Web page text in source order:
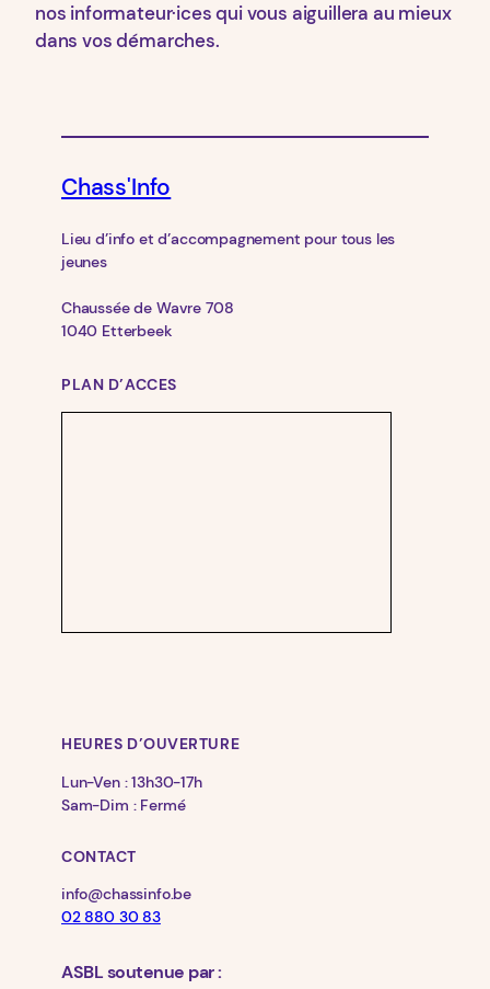
nos informateur·ices qui vous aiguillera au mieux
dans vos démarches.
Chass'Info
Lieu d’info et d’accompagnement pour tous les
jeunes
Chaussée de Wavre 708
1040 Etterbeek
PLAN D’ACCES
HEURES D’OUVERTURE
Lun-Ven : 13h30-17h
Sam-Dim : Fermé
CONTACT
info@chassinfo.be
02 880 30 83
ASBL soutenue par :